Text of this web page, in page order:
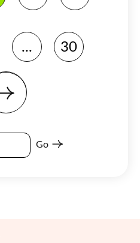
... 30
Go